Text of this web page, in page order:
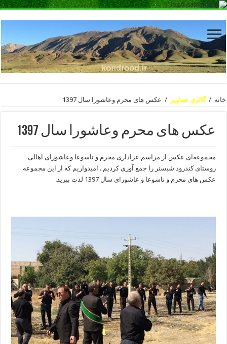
خانه / گالری تصاویر / عکس های محرم وعاشورا سال 1397
عکس های محرم وعاشورا سال 1397
مجموعه‌ای عکس از مراسم عزاداری محرم و تاسوعا وعاشورای اهالی
روستای کندرود شبستر را جمع آوری کردیم . امیدواریم که از این مجموعه
عکس های محرم و تاسوعا و عاشورای سال 1397 لذت ببرید.